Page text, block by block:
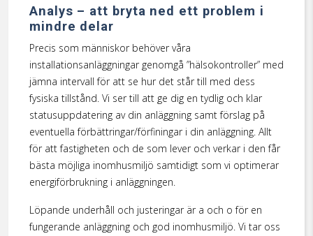
Analys – att bryta ned ett problem i
mindre delar
Precis som människor behöver våra
installationsanläggningar genomgå ”hälsokontroller” med
jämna intervall för att se hur det står till med dess
fysiska tillstånd. Vi ser till att ge dig en tydlig och klar
statusuppdatering av din anläggning samt förslag på
eventuella förbättringar/förfiningar i din anläggning. Allt
för att fastigheten och de som lever och verkar i den får
bästa möjliga inomhusmiljö samtidigt som vi optimerar
energiförbrukning i anläggningen.
Löpande underhåll och justeringar är a och o för en
fungerande anläggning och god inomhusmiljö. Vi tar oss